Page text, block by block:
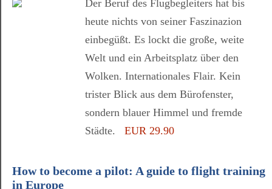
Der Beruf des Flugbegleiters hat bis
heute nichts von seiner Faszinazion
einbegüßt. Es lockt die große, weite
Welt und ein Arbeitsplatz über den
Wolken. Internationales Flair. Kein
trister Blick aus dem Bürofenster,
sondern blauer Himmel und fremde
Städte. EUR 29.90
How to become a pilot: A guide to flight training
in Europe